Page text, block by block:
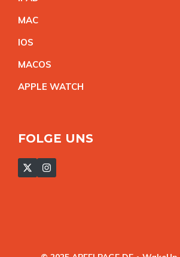
MAC
IOS
MACOS
APPLE WATCH
FOLGE UNS